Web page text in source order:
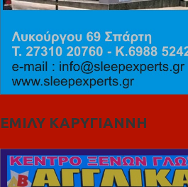
ΕΜΙΛΥ ΚΑΡΥΓΙΑΝΝΗ